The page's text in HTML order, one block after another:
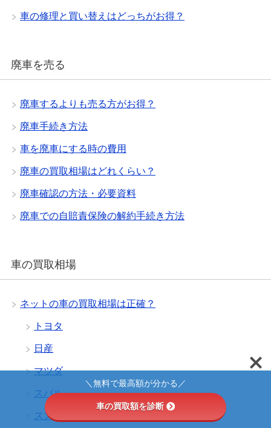
車の修理と買い替えはどっちがお得？
廃車を売る
廃車するよりも売る方がお得？
廃車手続き方法
車を廃車にする時の費用
廃車の買取相場はどれくらい？
廃車確認の方法・必要資料
廃車での自賠責保険の解約手続き方法
車の買取相場
ネットの車の買取相場は正確？
トヨタ
日産
マツダ
スバル
スズキ
＼無料で最高額が分かる／
車の買取額を診断